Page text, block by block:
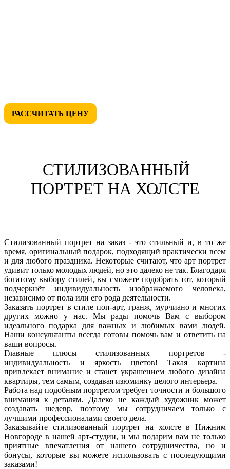
РАССЧИТАТЬ ЦЕНУ
СТИЛИЗОВАННЫЙ
ПОРТРЕТ НА ХОЛСТЕ
Стилизованный портрет на заказ - это стильный и, в то же
время, оригинальный подарок, подходящий практически всем
и для любого праздника. Некоторые считают, что арт портрет
удивит только молодых людей, но это далеко не так. Благодаря
богатому выбору стилей, вы сможете подобрать тот, который
подчеркнёт индивидуальность изображаемого человека,
независимо от пола или его рода деятельности.
Заказать портрет в стиле поп-арт, гранж, мурчиано и многих
других можно у нас. Мы рады помочь Вам с выбором
идеального подарка для важных и любимых вами людей.
Наши консультанты всегда готовы помочь вам и ответить на
ваши вопросы.
Главные плюсы стилизованных портретов -
индивидуальность и яркость цветов! Такая картина
привлекает внимание и станет украшением любого дизайна
квартиры, тем самым, создавая изюминку целого интерьера.
Работа над подобным портретом требует точности и большого
внимания к деталям. Далеко не каждый художник может
создавать шедевр, поэтому мы сотрудничаем только с
лучшими профессионалами своего дела.
Заказывайте стилизованный портрет на холсте в Нижним
Новгороде в нашей арт-студии, и мы подарим вам не только
приятные впечатления от нашего сотрудничества, но и
бонусы, которые вы можете использовать с последующими
заказами!